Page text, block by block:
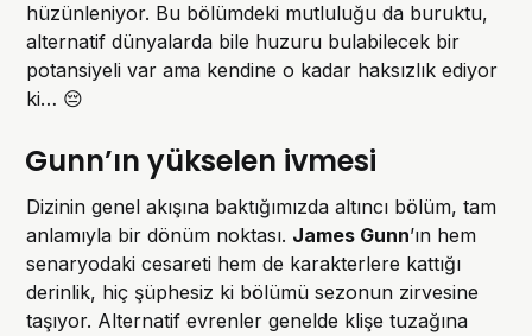
hüzünleniyor. Bu bölümdeki mutluluğu da buruktu,
alternatif dünyalarda bile huzuru bulabilecek bir
potansiyeli var ama kendine o kadar haksızlık ediyor
ki… 😔
Gunn’ın yükselen ivmesi
Dizinin genel akışına baktığımızda altıncı bölüm, tam
anlamıyla bir dönüm noktası. James Gunn’ın hem
senaryodaki cesareti hem de karakterlere kattığı
derinlik, hiç şüphesiz ki bölümü sezonun zirvesine
taşıyor. Alternatif evrenler genelde klişe tuzağına